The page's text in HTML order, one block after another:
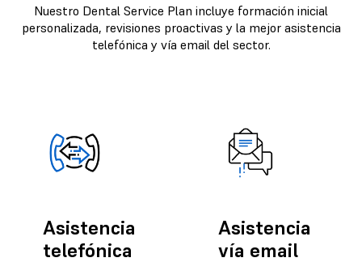
Nuestro Dental Service Plan incluye formación inicial
personalizada, revisiones proactivas y la mejor asistencia
telefónica y vía email del sector.
Asistencia
telefónica
Asistencia
vía email